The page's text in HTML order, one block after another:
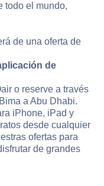
todo el mundo,
de una oferta de
de
o reserve a través
a Abu Dhabi.
iPhone, iPad y
desde cualquier
ofertas para
de grandes